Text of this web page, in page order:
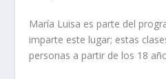
María Luisa es parte del
imparte este lugar; estas
personas a partir de los 18